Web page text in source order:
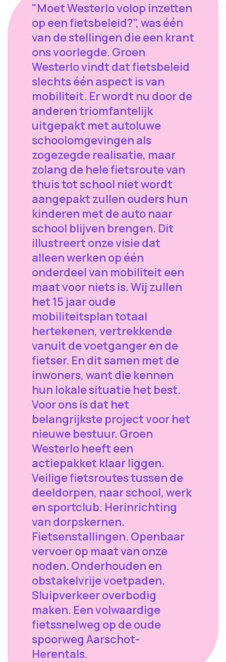
"Moet Westerlo volop inzetten
op een fietsbeleid?", was één
van de stellingen die een krant
ons voorlegde. Groen
Westerlo vindt dat fietsbeleid
slechts één aspect is van
mobiliteit. Er wordt nu door de
anderen triomfantelijk
uitgepakt met autoluwe
schoolomgevingen als
zogezegde realisatie, maar
zolang de hele fietsroute van
thuis tot school niet wordt
aangepakt zullen ouders hun
kinderen met de auto naar
school blijven brengen. Dit
illustreert onze visie dat
alleen werken op één
onderdeel van mobiliteit een
maat voor niets is. Wij zullen
het 15 jaar oude
mobiliteitsplan totaal
hertekenen, vertrekkende
vanuit de voetganger en de
fietser. En dit samen met de
inwoners, want die kennen
hun lokale situatie het best.
Voor ons is dat het
belangrijkste project voor het
nieuwe bestuur. Groen
Westerlo heeft een
actiepakket klaar liggen.
Veilige fietsroutes tussen de
deeldorpen, naar school, werk
en sportclub. Herinrichting
van dorpskernen.
Fietsenstallingen. Openbaar
vervoer op maat van onze
noden. Onderhouden en
obstakelvrije voetpaden.
Sluipverkeer overbodig
maken. Een volwaardige
fietssnelweg op de oude
spoorweg Aarschot-
Herentals.